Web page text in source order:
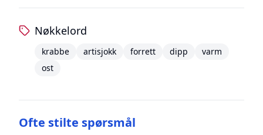
Nøkkelord
krabbe artisjokk forrett dipp
varm
ost
Ofte stilte spørsmål